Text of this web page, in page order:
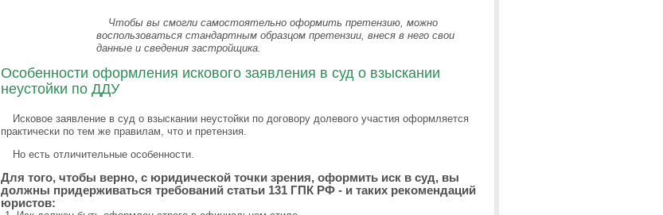
Чтобы вы смогли самостоятельно оформить претензию, можно
воспользоваться стандартным образцом претензии, внеся в него свои
данные и сведения застройщика.
Особенности оформления искового заявления в суд о взыскании
неустойки по ДДУ
Исковое заявление в суд о взыскании неустойки по договору долевого участия оформляется
практически по тем же правилам, что и претензия.
Но есть отличительные особенности.
Для того, чтобы верно, с юридической точки зрения, оформить иск в суд, вы
должны придерживаться требований статьи 131 ГПК РФ - и таких рекомендаций
юристов: